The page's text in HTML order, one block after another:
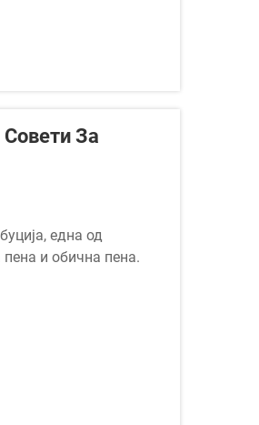
За
една од
пена и обична пена.
— тој директно